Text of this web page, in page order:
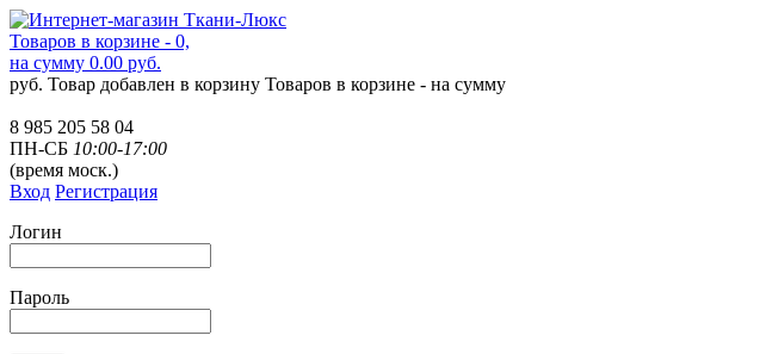
Товаров в корзине - 0,
на сумму 0.00 руб.
руб. Товар добавлен в корзину Товаров в корзине - на сумму
8 985 205 58 04
ПН-СБ 10:00-17:00
(время моск.)
Вход Регистрация
Логин
Пароль